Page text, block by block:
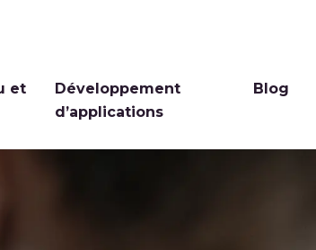
et
Développement
d’applications
Blog